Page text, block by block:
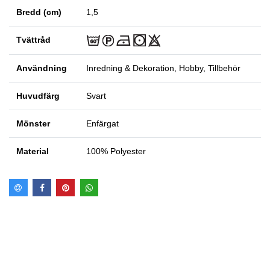
Bredd (cm) 1,5
Tvättråd
Användning Inredning & Dekoration, Hobby, Tillbehör
Huvudfärg Svart
Mönster Enfärgat
Material 100% Polyester